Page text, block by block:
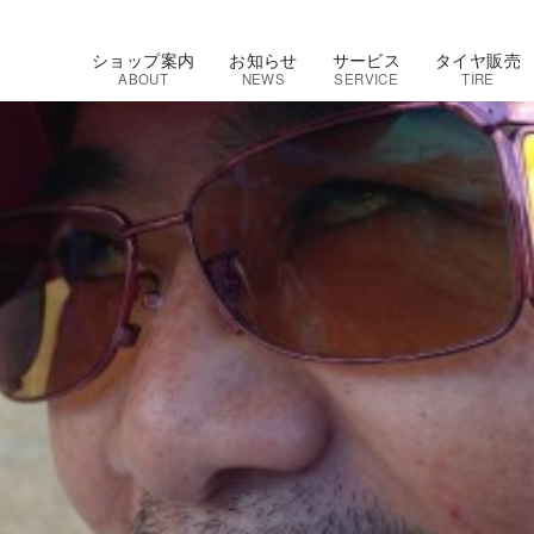
ショップ案内
ABOUT
お知らせ
NEWS
サービス
SERVICE
タイヤ販売
TIRE